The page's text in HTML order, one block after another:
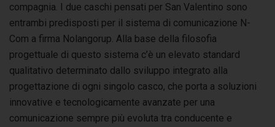
compagnia. I due caschi pensati per San Valentino sono
entrambi predisposti per il sistema di comunicazione N-
Com a firma Nolangorup. Alla base della filosofia
progettuale di questo sistema c’è un elevato standard
qualitativo determinato dallo sviluppo integrato alla
progettazione di ogni singolo casco, che porta a soluzioni
innovative e tecnologicamente avanzate per una
comunicazione sempre più evoluta tra conducente e